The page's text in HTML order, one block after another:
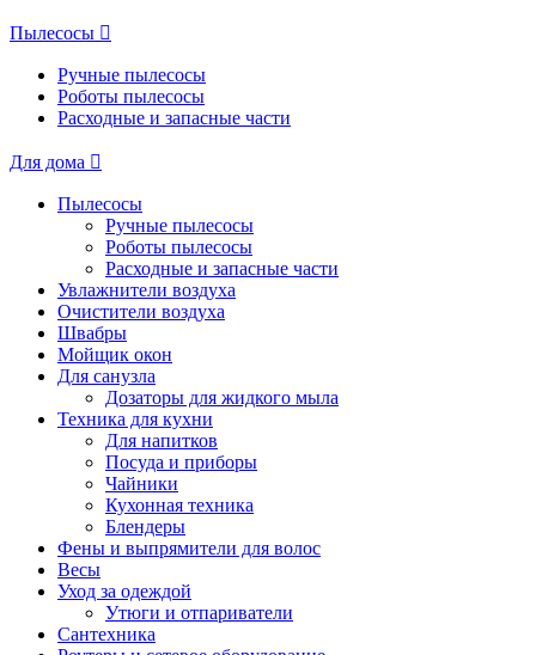
Пылесосы
Ручные пылесосы
Роботы пылесосы
Расходные и запасные части
Для дома
Пылесосы
Ручные пылесосы
Роботы пылесосы
Расходные и запасные части
Увлажнители воздуха
Очистители воздуха
Швабры
Мойщик окон
Для санузла
Дозаторы для жидкого мыла
Техника для кухни
Для напитков
Посуда и приборы
Чайники
Кухонная техника
Блендеры
Фены и выпрямители для волос
Весы
Уход за одеждой
Утюги и отпариватели
Сантехника